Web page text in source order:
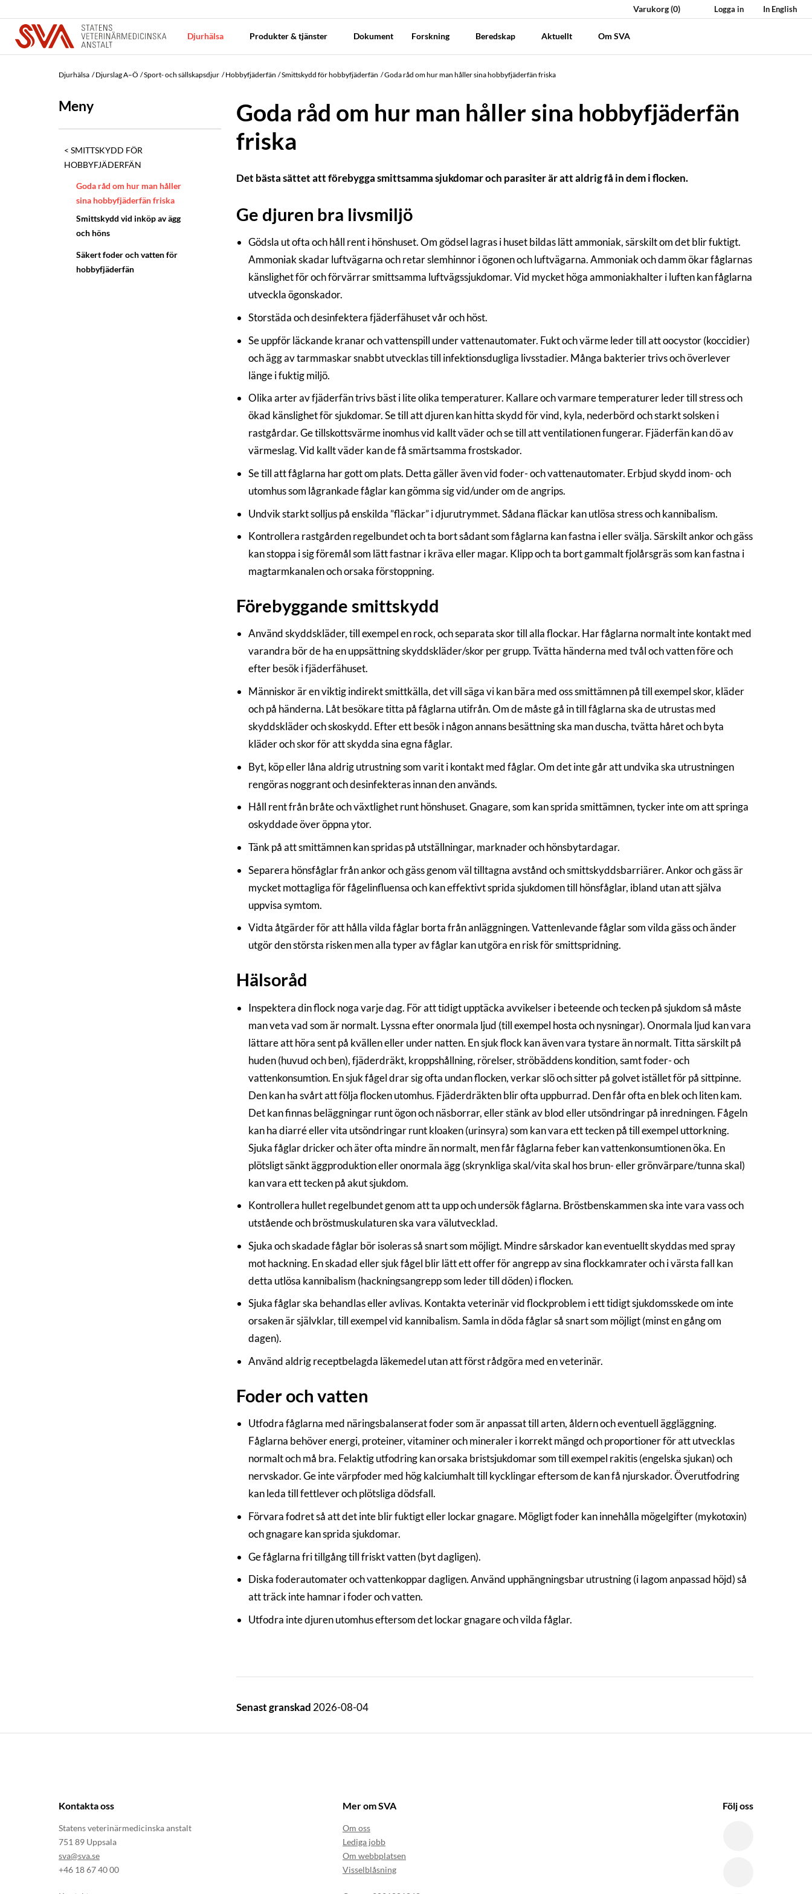
Varukorg(0) Logga in In English
Djurhälsa Produkter & tjänster Dokument Forskning Beredskap Aktuellt Om SVA
Djurhälsa Djurslag A–Ö Sport- och sällskapsdjur Hobbyfjäderfän Smittskydd för hobbyfjäderfän Goda råd om hur man håller sina hobbyfjäderfän friska
Meny
SMITTSKYDD FÖR
HOBBYFJÄDERFÄN
Goda råd om hur man håller
sina hobbyfjäderfän friska
Smittskydd vid inköp av ägg
och höns
Säkert foder och vatten för
hobbyfjäderfän
Goda råd om hur man håller sina hobbyfjäderfän
friska
Det bästa sättet att förebygga smittsamma sjukdomar och parasiter är att aldrig få in dem i flocken.
Ge djuren bra livsmiljö
Gödsla ut ofta och håll rent i hönshuset. Om gödsel lagras i huset bildas lätt ammoniak, särskilt om det blir fuktigt.
Ammoniak skadar luftvägarna och retar slemhinnor i ögonen och luftvägarna. Ammoniak och damm ökar fåglarnas
känslighet för och förvärrar smittsamma luftvägssjukdomar. Vid mycket höga ammoniakhalter i luften kan fåglarna
utveckla ögonskador.
Storstäda och desinfektera fjäderfähuset vår och höst.
Se uppför läckande kranar och vattenspill under vattenautomater. Fukt och värme leder till att oocystor (koccidier)
och ägg av tarmmaskar snabbt utvecklas till infektionsdugliga livsstadier. Många bakterier trivs och överlever
länge i fuktig miljö.
Olika arter av fjäderfän trivs bäst i lite olika temperaturer. Kallare och varmare temperaturer leder till stress och
ökad känslighet för sjukdomar. Se till att djuren kan hitta skydd för vind, kyla, nederbörd och starkt solsken i
rastgårdar. Ge tillskottsvärme inomhus vid kallt väder och se till att ventilationen fungerar. Fjäderfän kan dö av
värmeslag. Vid kallt väder kan de få smärtsamma frostskador.
Se till att fåglarna har gott om plats. Detta gäller även vid foder- och vattenautomater. Erbjud skydd inom- och
utomhus som lågrankade fåglar kan gömma sig vid/under om de angrips.
Undvik starkt solljus på enskilda ”fläckar” i djurutrymmet. Sådana fläckar kan utlösa stress och kannibalism.
Kontrollera rastgården regelbundet och ta bort sådant som fåglarna kan fastna i eller svälja. Särskilt ankor och gäss
kan stoppa i sig föremål som lätt fastnar i kräva eller magar. Klipp och ta bort gammalt fjolårsgräs som kan fastna i
magtarmkanalen och orsaka förstoppning.
Förebyggande smittskydd
Använd skyddskläder, till exempel en rock, och separata skor till alla flockar. Har fåglarna normalt inte kontakt med
varandra bör de ha en uppsättning skyddskläder/skor per grupp. Tvätta händerna med tvål och vatten före och
efter besök i fjäderfähuset.
Människor är en viktig indirekt smittkälla, det vill säga vi kan bära med oss smittämnen på till exempel skor, kläder
och på händerna. Låt besökare titta på fåglarna utifrån. Om de måste gå in till fåglarna ska de utrustas med
skyddskläder och skoskydd. Efter ett besök i någon annans besättning ska man duscha, tvätta håret och byta
kläder och skor för att skydda sina egna fåglar.
Byt, köp eller låna aldrig utrustning som varit i kontakt med fåglar. Om det inte går att undvika ska utrustningen
rengöras noggrant och desinfekteras innan den används.
Håll rent från bråte och växtlighet runt hönshuset. Gnagare, som kan sprida smittämnen, tycker inte om att springa
oskyddade över öppna ytor.
Tänk på att smittämnen kan spridas på utställningar, marknader och hönsbytardagar.
Separera hönsfåglar från ankor och gäss genom väl tilltagna avstånd och smittskyddsbarriärer. Ankor och gäss är
mycket mottagliga för fågelinfluensa och kan effektivt sprida sjukdomen till hönsfåglar, ibland utan att själva
uppvisa symtom.
Vidta åtgärder för att hålla vilda fåglar borta från anläggningen. Vattenlevande fåglar som vilda gäss och änder
utgör den största risken men alla typer av fåglar kan utgöra en risk för smittspridning.
Hälsoråd
Inspektera din flock noga varje dag. För att tidigt upptäcka avvikelser i beteende och tecken på sjukdom så måste
man veta vad som är normalt. Lyssna efter onormala ljud (till exempel hosta och nysningar). Onormala ljud kan vara
lättare att höra sent på kvällen eller under natten. En sjuk flock kan även vara tystare än normalt. Titta särskilt på
huden (huvud och ben), fjäderdräkt, kroppshållning, rörelser, ströbäddens kondition, samt foder- och
vattenkonsumtion. En sjuk fågel drar sig ofta undan flocken, verkar slö och sitter på golvet istället för på sittpinne.
Den kan ha svårt att följa flocken utomhus. Fjäderdräkten blir ofta uppburrad. Den får ofta en blek och liten kam.
Det kan finnas beläggningar runt ögon och näsborrar, eller stänk av blod eller utsöndringar på inredningen. Fågeln
kan ha diarré eller vita utsöndringar runt kloaken (urinsyra) som kan vara ett tecken på till exempel uttorkning.
Sjuka fåglar dricker och äter ofta mindre än normalt, men får fåglarna feber kan vattenkonsumtionen öka. En
plötsligt sänkt äggproduktion eller onormala ägg (skrynkliga skal/vita skal hos brun- eller grönvärpare/tunna skal)
kan vara ett tecken på akut sjukdom.
Kontrollera hullet regelbundet genom att ta upp och undersök fåglarna. Bröstbenskammen ska inte vara vass och
utstående och bröstmuskulaturen ska vara välutvecklad.
Sjuka och skadade fåglar bör isoleras så snart som möjligt. Mindre sårskador kan eventuellt skyddas med spray
mot hackning. En skadad eller sjuk fågel blir lätt ett offer för angrepp av sina flockkamrater och i värsta fall kan
detta utlösa kannibalism (hackningsangrepp som leder till döden) i flocken.
Sjuka fåglar ska behandlas eller avlivas. Kontakta veterinär vid flockproblem i ett tidigt sjukdomsskede om inte
orsaken är självklar, till exempel vid kannibalism. Samla in döda fåglar så snart som möjligt (minst en gång om
dagen).
Använd aldrig receptbelagda läkemedel utan att först rådgöra med en veterinär.
Foder och vatten
Utfodra fåglarna med näringsbalanserat foder som är anpassat till arten, åldern och eventuell äggläggning.
Fåglarna behöver energi, proteiner, vitaminer och mineraler i korrekt mängd och proportioner för att utvecklas
normalt och må bra. Felaktig utfodring kan orsaka bristsjukdomar som till exempel rakitis (engelska sjukan) och
nervskador. Ge inte värpfoder med hög kalciumhalt till kycklingar eftersom de kan få njurskador. Överutfodring
kan leda till fettlever och plötsliga dödsfall.
Förvara fodret så att det inte blir fuktigt eller lockar gnagare. Mögligt foder kan innehålla mögelgifter (mykotoxin)
och gnagare kan sprida sjukdomar.
Ge fåglarna fri tillgång till friskt vatten (byt dagligen).
Diska foderautomater och vattenkoppar dagligen. Använd upphängningsbar utrustning (i lagom anpassad höjd) så
att träck inte hamnar i foder och vatten.
Utfodra inte djuren utomhus eftersom det lockar gnagare och vilda fåglar.
Senast granskad 2026-08-04
Kontakta oss
Statens veterinärmedicinska anstalt
751 89 Uppsala
sva@sva.se
+46 18 67 40 00
Mer om SVA
Om oss
Lediga jobb
Om webbplatsen
Visselblåsning
Följ oss